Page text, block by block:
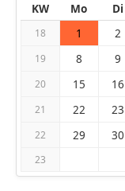
KW
Mo Di
18 1 2
19 8 9
20 15 16
21 22 23
22 29 30
23